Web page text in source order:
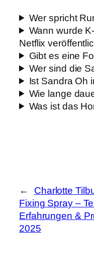
Wer spricht
Wann wurde
Netflix
Gibt es eine
Wer sind die
Ist Sandra Oh
Wie lange
Was ist das
←
Charlotte
Fixing Spray –
Erfahrungen &
2025